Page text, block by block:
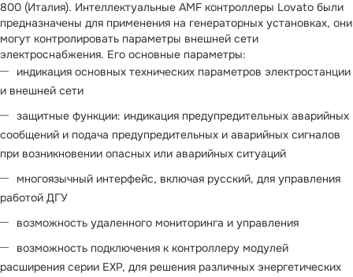
800 (Италия). Интеллектуальные AMF контроллеры Lovato были
предназначены для применения на генераторных установках, они
могут контролировать параметры внешней сети
электроснабжения. Его основные параметры:
индикация основных технических параметров электростанции
и внешней сети
защитные функции: индикация предупредительных аварийных
сообщений и подача предупредительных и аварийных сигналов
при возникновении опасных или аварийных ситуаций
многоязычный интерфейс, включая русский, для управления
работой ДГУ
возможность удаленного мониторинга и управления
возможность подключения к контроллеру модулей
расширения серии EXP, для решения различных энергетических